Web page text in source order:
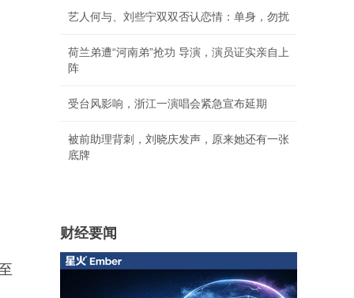
艺人何与、刘些宁双双否认恋情：单身，勿扰
荷兰弟遭“河南弟”抢功 导演，演员证实亲自上
阵
受台风影响，浙江一演唱会紧急宣布延期
被前助理背刺，刘晓庆发声，原来她还有一张
底牌
财经要闻